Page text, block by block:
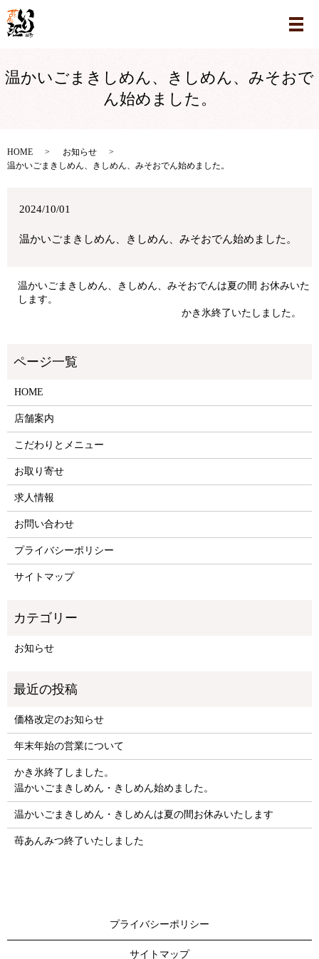
メ
温かいごまきしめん、きしめん、みそおで
ん始めました。
HOME
お知らせ
温かいごまきしめん、きしめん、みそおでん始めました。
2024/10/01
温かいごまきしめん、きしめん、みそおでん始めました。
温かいごまきしめん、きしめん、みそおでんは夏の間 お休みいた
します。
かき氷終了いたしました。
HOME
店舗案内
こだわりとメニュー
お取り寄せ
求人情報
お問い合わせ
プライバシーポリシー
サイトマップ
お知らせ
価格改定のお知らせ
年末年始の営業について
かき氷終了しました。
温かいごまきしめん・きしめん始めました。
温かいごまきしめん・きしめんは夏の間お休みいたします
苺あんみつ終了いたしました
プライバシーポリシー
サイトマップ